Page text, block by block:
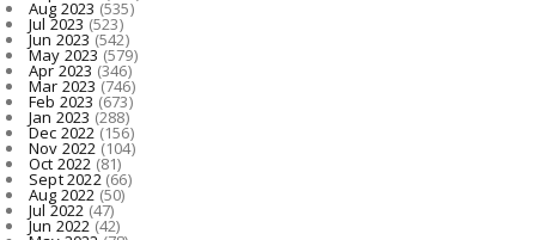
Aug 2023 (535)
Jul 2023 (523)
Jun 2023(542)
May 2023(579)
Apr 2023 (346)
Mar 2023 (746)
Feb 2023 (673)
Jan 2023 (288)
Dec 2022(156)
Nov 2022 (104)
Oct 2022 (81)
Sept 2022(66)
Aug 2022 (50)
Jul 2022 (47)
Jun 2022(42)